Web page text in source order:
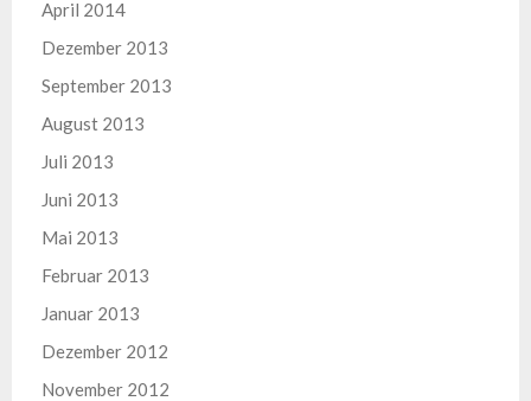
April 2014
Dezember 2013
September 2013
August 2013
Juli 2013
Juni 2013
Mai 2013
Februar 2013
Januar 2013
Dezember 2012
November 2012